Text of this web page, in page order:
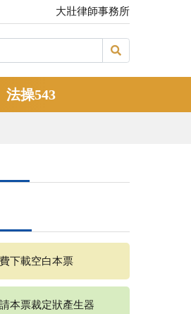
大壯律師事務所
法操543
下載空白本票
本票裁定狀產生器